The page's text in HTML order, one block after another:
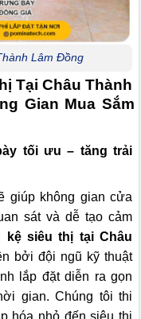
Lâm Đồng
Tại Châu Thành
Gian Mua Sắm
tối ưu – tăng trải
giúp không gian cửa
sát và dễ tạo cảm
kệ siêu thị tại Châu
bởi đội ngũ kỹ thuật
lắp đặt diễn ra gọn
gian. Chúng tôi thi
hóa nhỏ đến siêu thị